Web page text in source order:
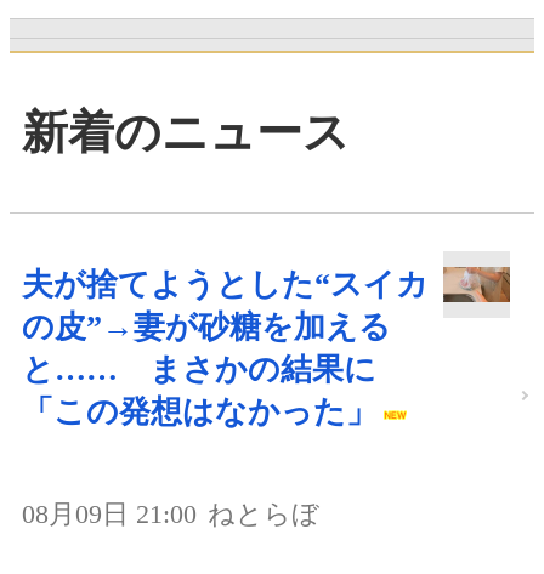
新着のニュース
夫が捨てようとした“スイカ
の皮”→妻が砂糖を加える
と…… まさかの結果に
「この発想はなかった」
08月09日 21:00 ねとらぼ